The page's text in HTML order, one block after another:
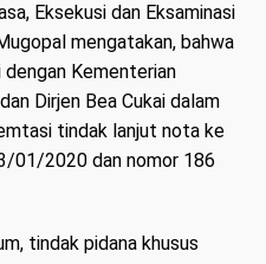
Eksekusi dan Eksaminasi
mengatakan, bahwa
dengan Kementerian
Dirjen Bea Cukai dalam
tindak lanjut nota ke
01/2020 dan nomor 186
tindak pidana khusus